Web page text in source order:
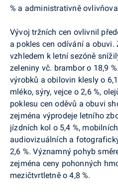
% a administrativně
Vývoj tržních cen ovlivnil
a pokles cen odívání a obuvi.
vzhledem k letní sezóně
zeleniny vč. brambor o 18,9
výrobků a obilovin klesly o
mléko, sýry, vejce o 2,6 %,
poklesu cen oděvů a obuvi
zejména výprodeje letního
jízdních kol o 5,4 %,
audiovizuálních a
2,6 %. Významný pohyb
zejména ceny pohonných
mezičtvrtletně o 4,8 %.